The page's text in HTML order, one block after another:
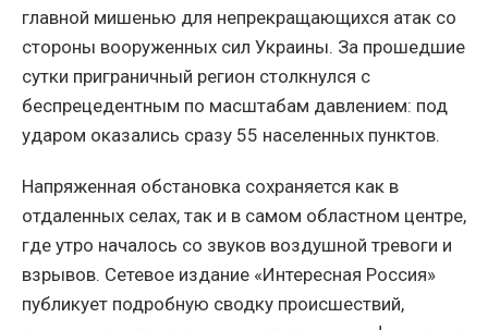
главной мишенью для непрекращающихся атак со
стороны вооруженных сил Украины. За прошедшие
сутки приграничный регион столкнулся с
беспрецедентным по масштабам давлением: под
ударом оказались сразу 55 населенных пунктов.
Напряженная обстановка сохраняется как в
отдаленных селах, так и в самом областном центре,
где утро началось со звуков воздушной тревоги и
взрывов. Сетевое издание «Интересная Россия»
публикует подробную сводку происшествий,